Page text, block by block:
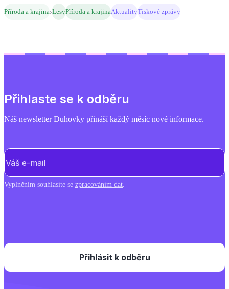
Příroda a krajina›LesyPříroda a krajinaAktualityTiskové zprávy
Přihlaste se k odběru
Náš newsletter Duhovky přináší každý měsíc nové informace.
E-mail
Vyplněním souhlasíte se zpracováním dat.